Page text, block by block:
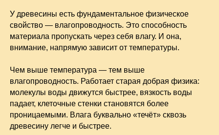
У древесины есть фундаментальное физическое
свойство — влагопроводность. Это способность
материала пропускать через себя влагу. И она,
внимание, напрямую зависит от температуры.
Чем выше температура — тем выше
влагопроводность. Работает старая добрая физика:
молекулы воды движутся быстрее, вязкость воды
падает, клеточные стенки становятся более
проницаемыми. Влага буквально «течёт» сквозь
древесину легче и быстрее.